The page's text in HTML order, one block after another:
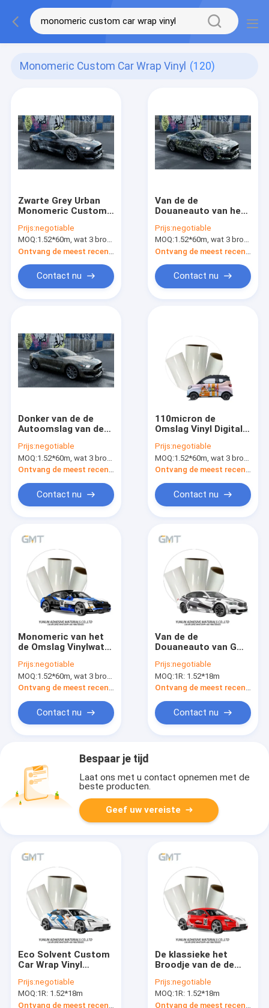
Monomeric Custom Car Wrap Vinyl (120)
Zwarte Grey Urban
Monomeric Custom
Koele Digitale DIY
Druk
Prijs:negotiable
MOQ:1.52*60m, wat 3 broodjes van 1.52*20m betekent
Contact nu
Van de de
Douaneauto van het
Digitale Materiaal van
de Omslag Vinyl
Monomeric Polymere
pvc
Prijs:negotiable
MOQ:1.52*60m, wat 3 broodjes van 1.52*20m betekent
Contact nu
Donker van de de
Autoomslag van de
het Broodjes
Monomeric Materiaal
Prijs:negotiable
MOQ:1.52*60m, wat 3 broodjes van 1.52*20m betekent
Contact nu
110micron de
Omslag Vinyl Digitale
douaneauto
Monomeric Polymeer
Prijs:negotiable
MOQ:1.52*60m, wat 3 broodjes van 1.52*20m betekent
Contact nu
Monomeric van het
de Omslag Vinylwater
Bestand UVstal
Prijs:negotiable
MOQ:1.52*60m, wat 3 broodjes van 1.52*20m betekent
Ontvang de meest recente Prijs
Contact nu
Van de de
Douaneauto van GMT
de de Omslag Vinyl
Zwart-witte
Camouflage Film van
van pvc
Prijs:negotiable
MOQ:1R: 1.52*18m
Ontvang de meest recente Prijs
Contact nu
Bespaar je tijd
Laat ons met u contact opnemen met de
beste producten.
Geef uw vereiste
Eco Solvent Custom
Car Wrap Vinyl
filmtype
Prijs:negotiable
MOQ:1R: 1.52*18m
De klassieke het
Broodje van de de
de Douaneauto nog
het Toenemen Rode
Film Glanzend Matte
Prijs:negotiable
MOQ:1R: 1.52*18m